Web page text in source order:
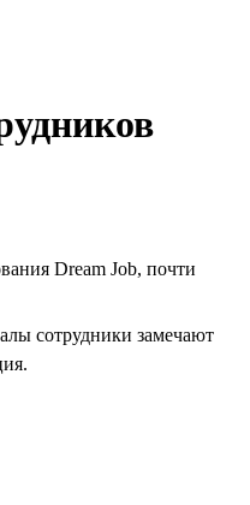
Dream Job, почти
сотрудники замечают